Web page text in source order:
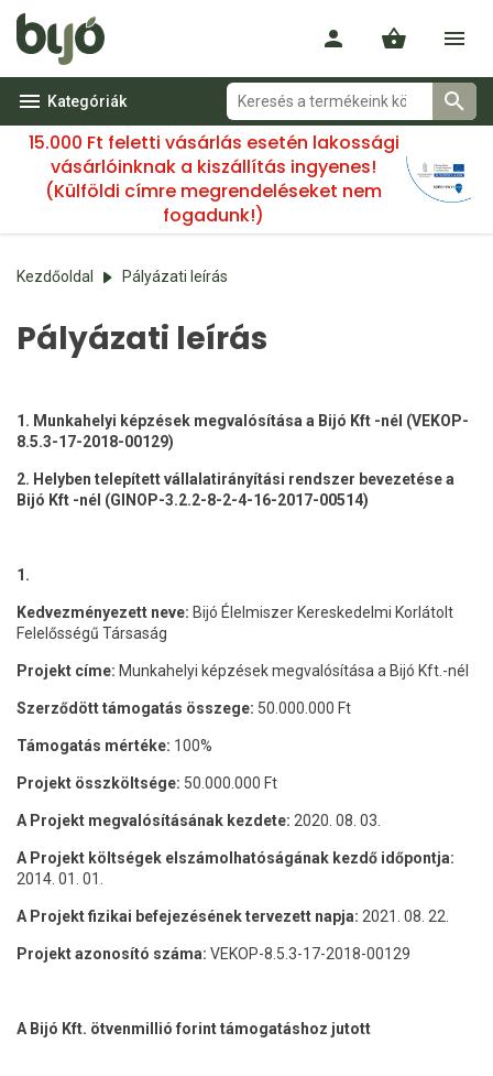
Kategóriák
15.000 Ft feletti vásárlás esetén lakossági
vásárlóinknak a kiszállítás ingyenes!
(Külföldi címre megrendeléseket nem
fogadunk!)
Kezdőoldal Pályázati leírás
Pályázati leírás
1. Munkahelyi képzések megvalósítása a Bijó Kft -nél (VEKOP-
8.5.3-17-2018-00129)
2. Helyben telepített vállalatirányítási rendszer bevezetése a
Bijó Kft -nél (GINOP-3.2.2-8-2-4-16-2017-00514)
1.
Kedvezményezett neve: Bijó Élelmiszer Kereskedelmi Korlátolt
Felelősségű Társaság
Projekt címe: Munkahelyi képzések megvalósítása a Bijó Kft.-nél
Szerződött támogatás összege: 50.000.000 Ft
Támogatás mértéke: 100%
Projekt összköltsége: 50.000.000 Ft
A Projekt megvalósításának kezdete: 2020. 08. 03.
A Projekt költségek elszámolhatóságának kezdő időpontja:
2014. 01. 01.
A Projekt fizikai befejezésének tervezett napja: 2021. 08. 22.
Projekt azonosító száma: VEKOP-8.5.3-17-2018-00129
A Bijó Kft. ötvenmillió forint támogatáshoz jutott